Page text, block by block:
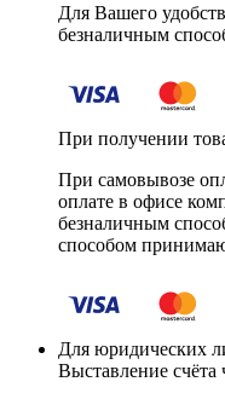
Для Вашего
безналичным
При получении
При самовывозе
оплате в офисе
безналичным
способом
Для юридических
Выставление счёта